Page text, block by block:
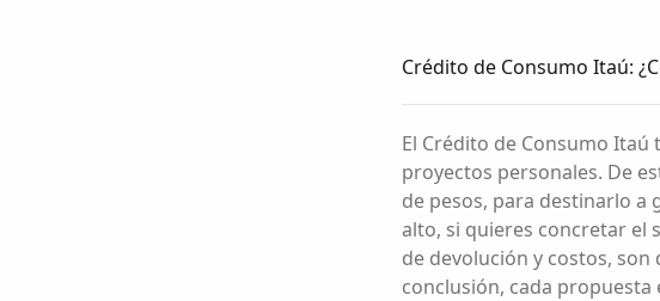
Crédito de Consumo Itaú:
El Crédito de Consumo
proyectos personales. De
de pesos, para destinarlo a
alto, si quieres concretar el
de devolución y costos,
conclusión, cada propuesta